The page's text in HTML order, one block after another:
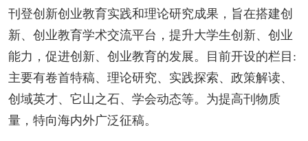
刊登创新创业教育实践和理论研究成果，旨在搭建创
新、创业教育学术交流平台，提升大学生创新、创业
能力，促进创新、创业教育的发展。目前开设的栏目:
主要有卷首特稿、理论研究、实践探索、政策解读、
创域英才、它山之石、学会动态等。为提高刊物质
量，特向海内外广泛征稿。